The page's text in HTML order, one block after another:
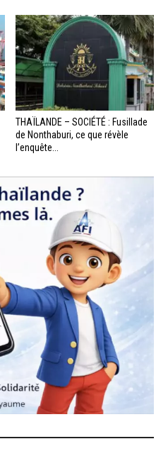
THAÏLANDE – SOCIÉTÉ : Fusillade
de Nonthaburi, ce que révèle
l’enquête...